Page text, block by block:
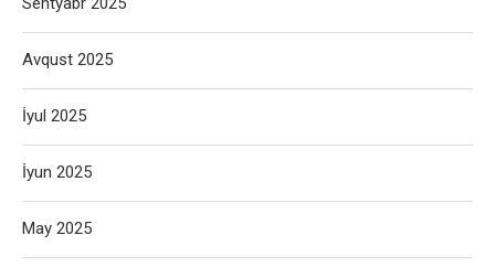
Avqust 2025
İyul 2025
İyun 2025
May 2025